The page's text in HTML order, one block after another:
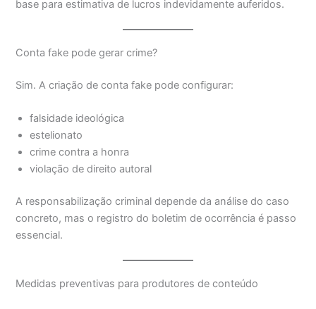
base para estimativa de lucros indevidamente auferidos.
Conta fake pode gerar crime?
Sim. A criação de conta fake pode configurar:
falsidade ideológica
estelionato
crime contra a honra
violação de direito autoral
A responsabilização criminal depende da análise do caso
concreto, mas o registro do boletim de ocorrência é passo
essencial.
Medidas preventivas para produtores de conteúdo